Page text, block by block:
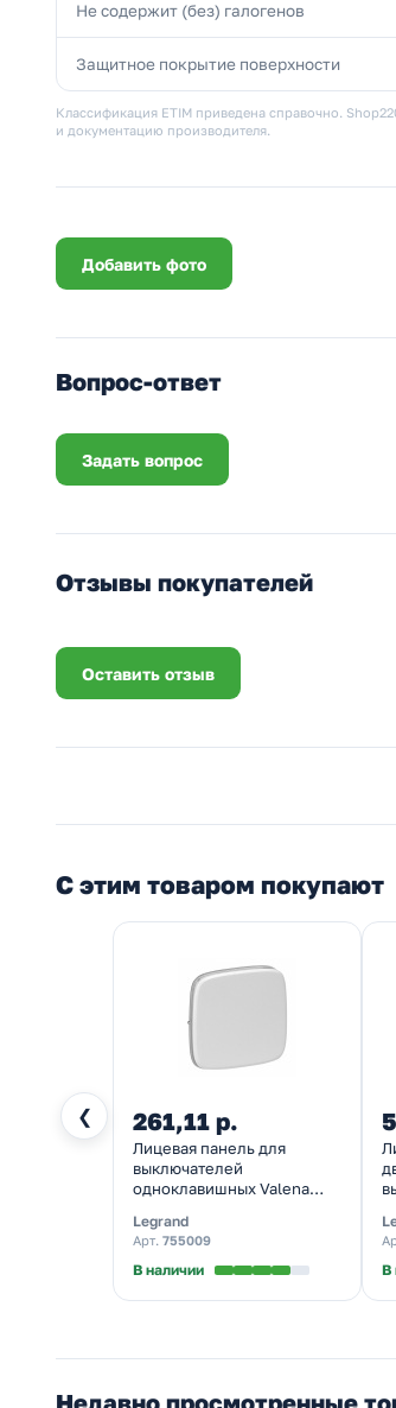
Не содержит (без) галогенов
Защитное покрытие поверхности
Классификация ETIM приведена справочно.
и документацию производителя.
Добавить фото
Вопрос-ответ
Задать вопрос
Отзывы покупателей
Оставить отзыв
С этим товаром покупают
❮ 261,11 р.
Лицевая панель для
выключателей
одноклавишных Valena
Legrand
Арт. 755009
В наличии В
Недавно просмотренные